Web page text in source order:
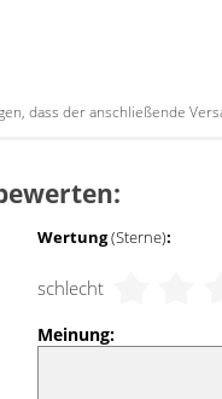
dass der anschließende
Wertung(Sterne):
schlecht
Meinung: